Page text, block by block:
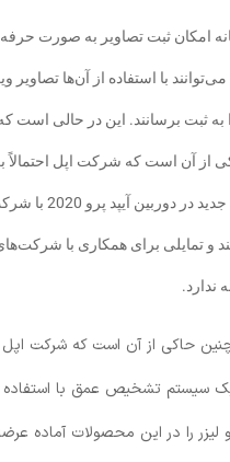
امکان ثبت تصاویر به صورت
با استفاده از آن‌ها تصاویر
ثبت برسانند. این در حالی است
از آن است که شرکت اپل احتمالاً
و عرضه این طراحی جدید در
و تمایلی برای همکاری با
ندارد.
حاکی از آن است که شرکت
سیستم تشخیص عمق با استفاده
را در این محصولات آماده